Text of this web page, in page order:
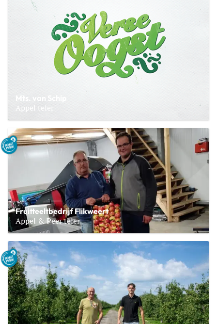
Mts. van Schip
Appel teler
Lees meer over Mts. van Schip
Fruitteeltbedrijf Flikweert
Appel & Peer teler
Lees meer over Fruitteeltbedrijf Flikweert